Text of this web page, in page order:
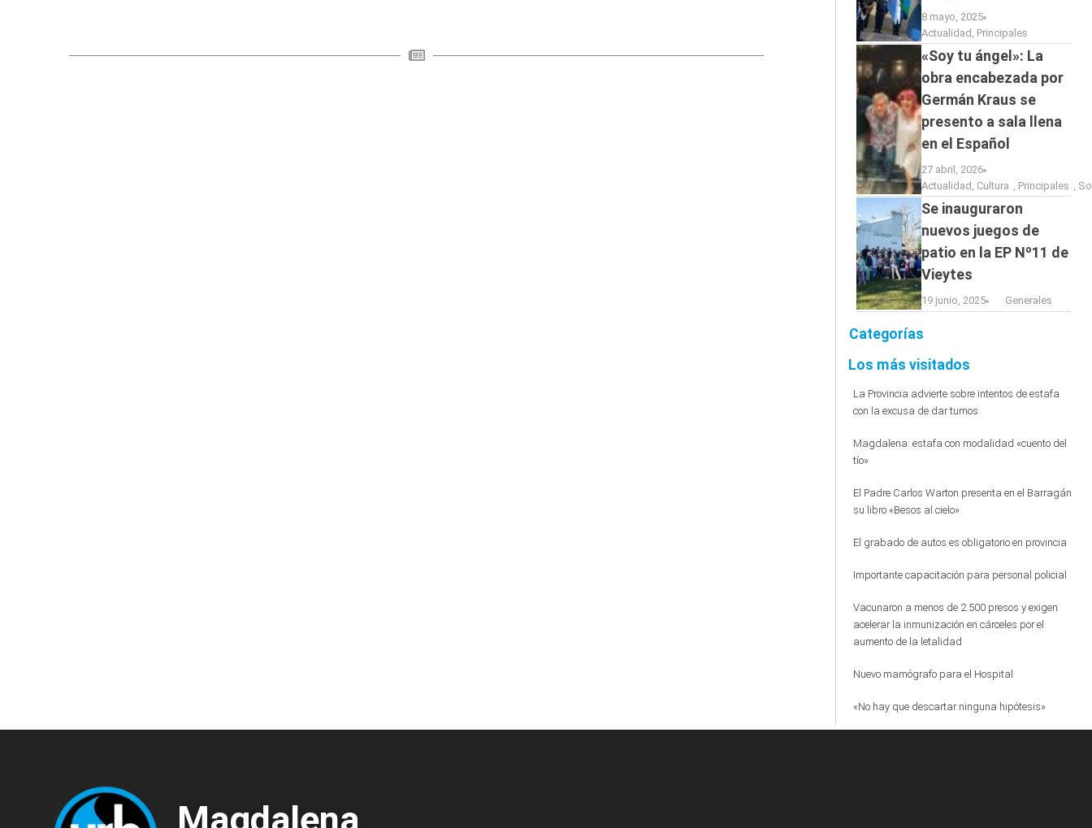
8 mayo, 2025
Actualidad , Principales
«Soy tu ángel»: La
obra encabezada por
Germán Kraus se
presento a sala llena
en el Español
27 abril, 2026
Actualidad , Cultura , Principales ,
Se inauguraron
nuevos juegos de
patio en la EP Nº11 de
Vieytes
19 junio, 2025 Generales
Categorías
Los más visitados
La Provincia advierte sobre intentos de estafa
con la excusa de dar turnos
Magdalena: estafa con modalidad «cuento del
tío»
El Padre Carlos Warton presenta en el Barragán
su libro «Besos al cielo»
El grabado de autos es obligatorio en provincia
Importante capacitación para personal policial
Vacunaron a menos de 2.500 presos y exigen
acelerar la inmunización en cárceles por el
aumento de la letalidad
Nuevo mamógrafo para el Hospital
«No hay que descartar ninguna hipótesis»